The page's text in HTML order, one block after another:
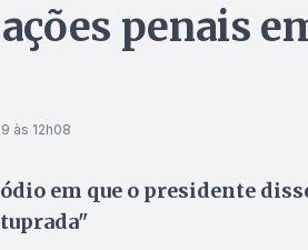
penais
às 12h08
em que o presidente